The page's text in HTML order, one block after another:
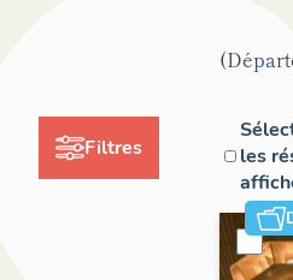
Filtres
les